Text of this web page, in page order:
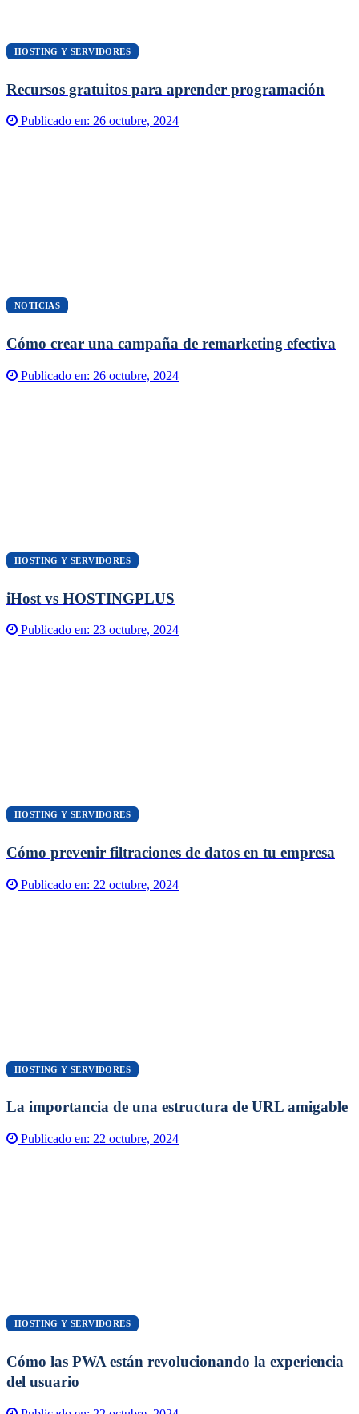
HOSTING Y SERVIDORES
Recursos gratuitos para aprender programación
Publicado en: 26 octubre, 2024
NOTICIAS
Cómo crear una campaña de remarketing efectiva
Publicado en: 26 octubre, 2024
HOSTING Y SERVIDORES
iHost vs HOSTINGPLUS
Publicado en: 23 octubre, 2024
HOSTING Y SERVIDORES
Cómo prevenir filtraciones de datos en tu empresa
Publicado en: 22 octubre, 2024
HOSTING Y SERVIDORES
La importancia de una estructura de URL amigable
Publicado en: 22 octubre, 2024
HOSTING Y SERVIDORES
Cómo las PWA están revolucionando la experiencia
del usuario